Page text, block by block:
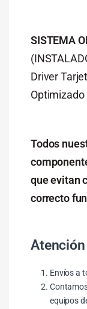
SISTEMA
Driver
Optimizado
Todos
que evitan
correcto
Atención
Envíos a
equipos